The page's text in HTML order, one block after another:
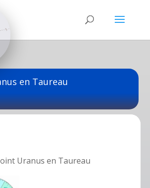
en Taureau
Uranus en Taureau